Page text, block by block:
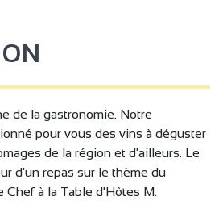
de la gastronomie. Notre
pour vous des vins à déguster
de la région et d'ailleurs. Le
d'un repas sur le thème du
Chef à la Table d'Hôtes M.